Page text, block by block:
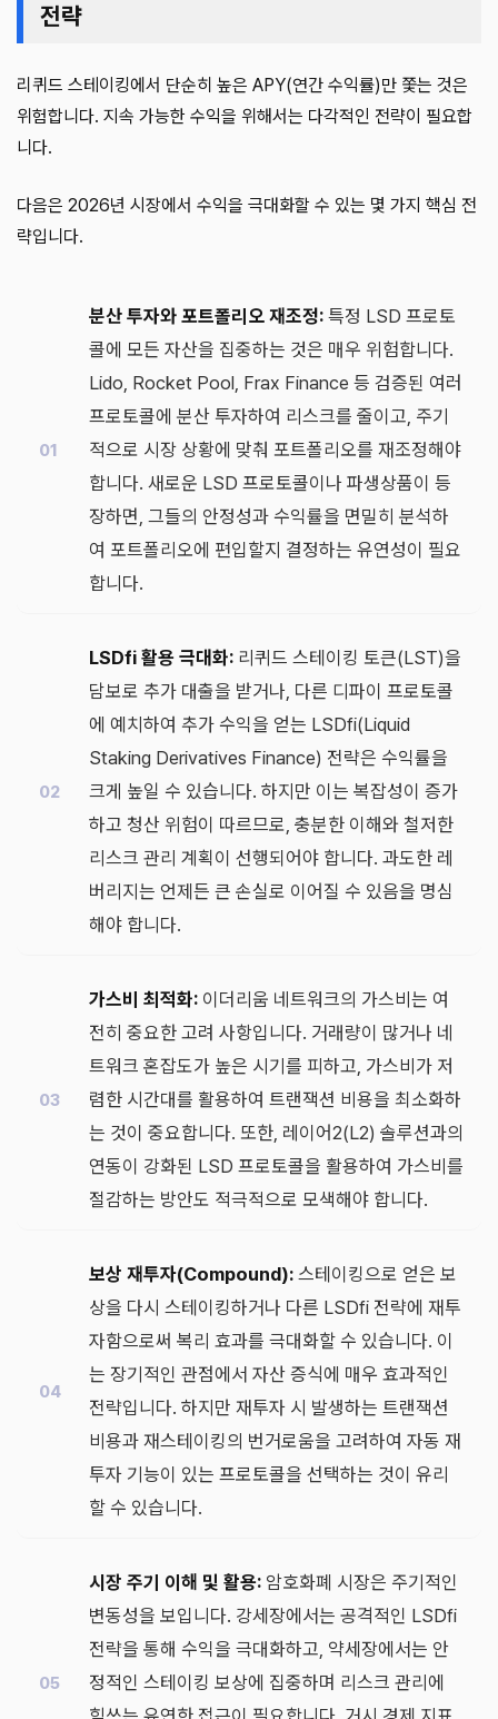
전략
리퀴드 스테이킹에서 단순히 높은 APY(연간 수익률)만 쫓는 것은
위험합니다. 지속 가능한 수익을 위해서는 다각적인 전략이 필요합
니다.
다음은 2026년 시장에서 수익을 극대화할 수 있는 몇 가지 핵심 전
략입니다.
분산 투자와 포트폴리오 재조정: 특정 LSD 프로토
콜에 모든 자산을 집중하는 것은 매우 위험합니다.
Lido, Rocket Pool, Frax Finance 등 검증된 여러
프로토콜에 분산 투자하여 리스크를 줄이고, 주기
적으로 시장 상황에 맞춰 포트폴리오를 재조정해야
합니다. 새로운 LSD 프로토콜이나 파생상품이 등
장하면, 그들의 안정성과 수익률을 면밀히 분석하
여 포트폴리오에 편입할지 결정하는 유연성이 필요
합니다.
LSDfi 활용 극대화: 리퀴드 스테이킹 토큰(LST)을
담보로 추가 대출을 받거나, 다른 디파이 프로토콜
에 예치하여 추가 수익을 얻는 LSDfi(Liquid
Staking Derivatives Finance) 전략은 수익률을
크게 높일 수 있습니다. 하지만 이는 복잡성이 증가
하고 청산 위험이 따르므로, 충분한 이해와 철저한
리스크 관리 계획이 선행되어야 합니다. 과도한 레
버리지는 언제든 큰 손실로 이어질 수 있음을 명심
해야 합니다.
가스비 최적화: 이더리움 네트워크의 가스비는 여
전히 중요한 고려 사항입니다. 거래량이 많거나 네
트워크 혼잡도가 높은 시기를 피하고, 가스비가 저
렴한 시간대를 활용하여 트랜잭션 비용을 최소화하
는 것이 중요합니다. 또한, 레이어2(L2) 솔루션과의
연동이 강화된 LSD 프로토콜을 활용하여 가스비를
절감하는 방안도 적극적으로 모색해야 합니다.
보상 재투자(Compound): 스테이킹으로 얻은 보
상을 다시 스테이킹하거나 다른 LSDfi 전략에 재투
자함으로써 복리 효과를 극대화할 수 있습니다. 이
는 장기적인 관점에서 자산 증식에 매우 효과적인
전략입니다. 하지만 재투자 시 발생하는 트랜잭션
비용과 재스테이킹의 번거로움을 고려하여 자동 재
투자 기능이 있는 프로토콜을 선택하는 것이 유리
할 수 있습니다.
시장 주기 이해 및 활용: 암호화폐 시장은 주기적인
변동성을 보입니다. 강세장에서는 공격적인 LSDfi
전략을 통해 수익을 극대화하고, 약세장에서는 안
정적인 스테이킹 보상에 집중하며 리스크 관리에